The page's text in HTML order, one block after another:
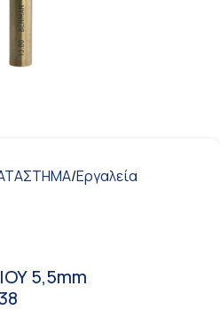
/Εργαλεία
5,5mm